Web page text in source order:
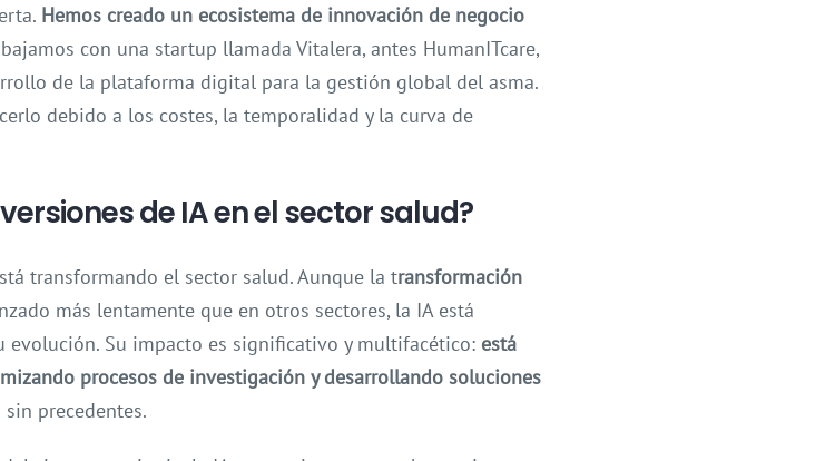
Hemos creado un ecosistema de innovación de negocio
con una startup llamada Vitalera, antes HumanITcare,
de la plataforma digital para la gestión global del asma.
debido a los costes, la temporalidad y la curva de
de IA en el sector salud?
transformando el sector salud. Aunque la transformación
más lentamente que en otros sectores, la IA está
evolución. Su impacto es significativo y multifacético: está
procesos de investigación y desarrollando soluciones
precedentes.